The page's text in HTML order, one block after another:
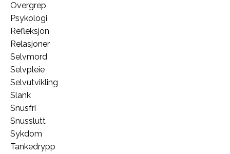
Overgrep
Psykologi
Refleksjon
Relasjoner
Selvmord
Selvpleie
Selvutvikling
Slank
Snusfri
Snusslutt
Sykdom
Tankedrypp